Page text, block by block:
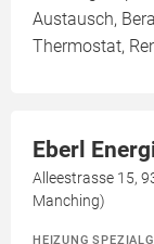
Austausch,
Thermostat,
Eberl
Alleestrasse 15,
Manching)
HEIZUNG